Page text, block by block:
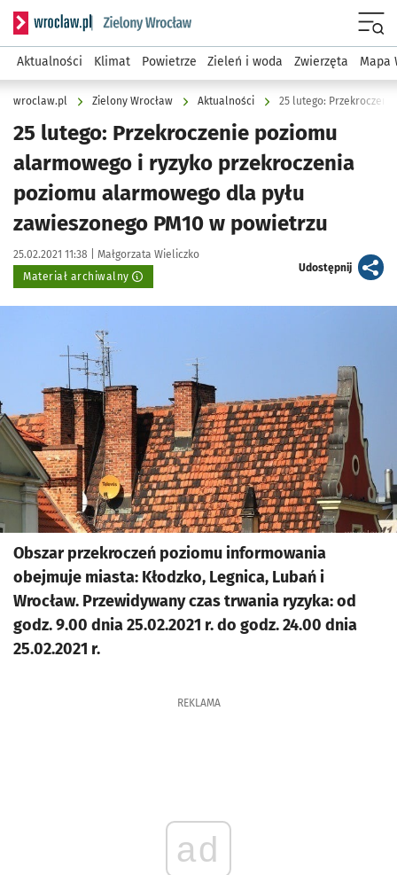
Serwis informacyjny wroclaw.pl podserwis: Środowisko we
Aktualności Klimat Powietrze Zieleń i woda Zwierzęta Mapa
wroclaw.pl Zielony Wrocław Aktualności
25 lutego: Przekroczenie poziomu
alarmowego i ryzyko przekroczenia
poziomu alarmowego dla pyłu
zawieszonego PM10 w powietrzu
Data publikacji:
25.02.2021 11:38 | Autor:
Małgorzata Wieliczko
Materiał archiwalny
Udostępnijartykuł
Obszar przekroczeń poziomu informowania
obejmuje miasta: Kłodzko, Legnica, Lubań i
Wrocław. Przewidywany czas trwania ryzyka: od
godz. 9.00 dnia 25.02.2021 r. do godz. 24.00 dnia
25.02.2021 r.
REKLAMA
ad